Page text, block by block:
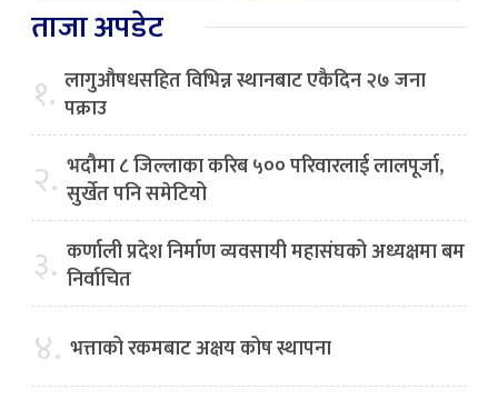
ताजा अपडेट
१. लागुऔषधसहित विभिन्न स्थानबाट एकैदिन २७ जना
पक्राउ
२. भदौमा ८ जिल्लाका करिब ५०० परिवारलाई लालपूर्जा,
सुर्खेत पनि समेटियो
३. कर्णाली प्रदेश निर्माण व्यवसायी महासंघको अध्यक्षमा बम
निर्वाचित
४. भत्ताको रकमबाट अक्षय कोष स्थापना